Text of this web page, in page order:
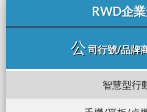
RWD企
公司行號/品牌
智慧型行